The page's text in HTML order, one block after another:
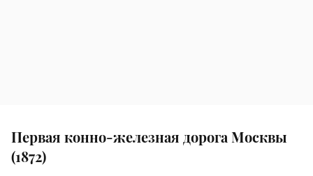
Первая конно-железная дорога Москвы
(1872)